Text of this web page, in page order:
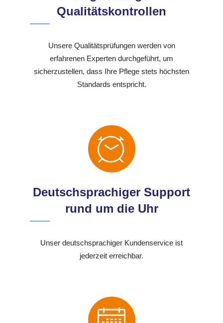
Qualitätskontrollen
Unsere Qualitätsprüfungen werden von
erfahrenen Experten durchgeführt, um
sicherzustellen, dass Ihre Pflege stets höchsten
Standards entspricht.
Deutschsprachiger Support
rund um die Uhr
Unser deutschsprachiger Kundenservice ist
jederzeit erreichbar.